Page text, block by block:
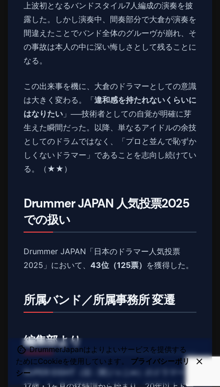
上波初となるバンドスタイル7人編成の演奏を披
露した。しかし演奏中、間奏部分で大倉が演奏を
間違えたことでバンド全体のグルーヴが崩れ、そ
の事故は本人の中に深い悔しさとして残ることに
なる。
この出来事を機に、大倉のドラマーとしての意識
は大きく変わる。「違和感を持たれないくらいに
はなりたい 」──技術者としての自覚が明確に芽
生えた瞬間だった。以降、単なるアイドルの余技
としてのドラムではなく、「プロと並んで恥ずか
しくないドラマー」であることを志向し続けてい
る。（★★）
Drummer JAPAN 人気投票2025
での扱い
Drummer JAPAN「日本のドラマー人気投票
2025」において、 43位（125票） を獲得した。
所属バンド／所属事務所 変遷
編集部より
SUPER EIGHT（旧：関ジャニ∞）のドラマー。
DrummerJapanはよりよいサービスを提供する
ためにCookieを使用しています。 プライバシーポリ
シー